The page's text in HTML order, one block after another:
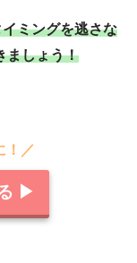
ミングを逃さな
ましょう！
！／
▶︎